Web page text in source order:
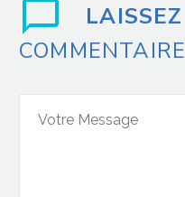
LAISSEZ
COMMENTAIRE